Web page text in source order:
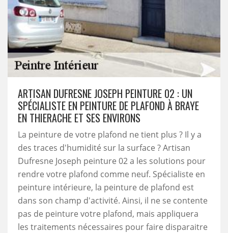
ARTISAN DUFRESNE JOSEPH PEINTURE 02 : UN
SPÉCIALISTE EN PEINTURE DE PLAFOND À BRAYE
EN THIERACHE ET SES ENVIRONS
La peinture de votre plafond ne tient plus ? Il y a
des traces d'humidité sur la surface ? Artisan
Dufresne Joseph peinture 02 a les solutions pour
rendre votre plafond comme neuf. Spécialiste en
peinture intérieure, la peinture de plafond est
dans son champ d'activité. Ainsi, il ne se contente
pas de peinture votre plafond, mais appliquera
les traitements nécessaires pour faire disparaitre